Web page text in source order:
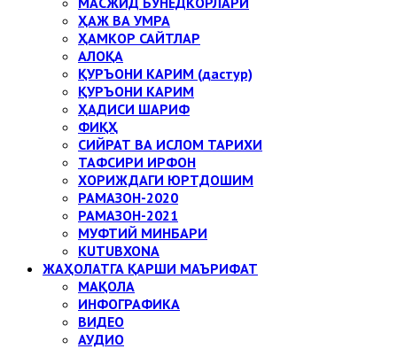
ҲАЖ ВА УМРА
ҲАМКОР САЙТЛАР
АЛОҚА
ҚУРЪОНИ КАРИМ (дастур)
ҚУРЪОНИ КАРИМ
ҲАДИСИ ШАРИФ
ФИҚҲ
СИЙРАТ ВА ИСЛОМ ТАРИХИ
ТАФСИРИ ИРФОН
ХОРИЖДАГИ ЮРТДОШИМ
РАМАЗОН-2020
РАМАЗОН-2021
МУФТИЙ МИНБАРИ
KUTUBXONA
ЖАҲОЛАТГА ҚАРШИ МАЪРИФАТ
МАҚОЛА
ИНФОГРАФИКА
ВИДЕО
АУДИО